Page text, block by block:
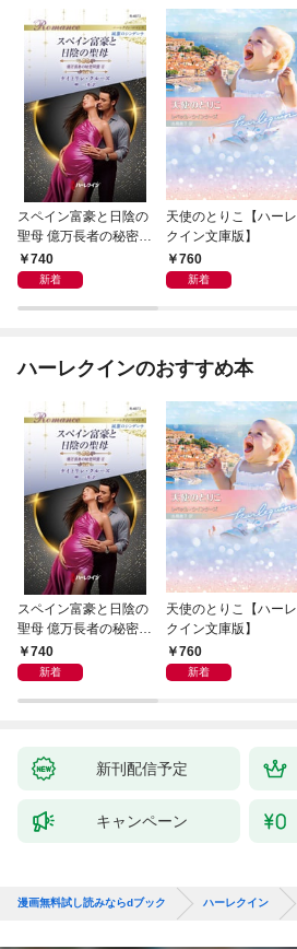
スペイン富豪と日陰の
聖母 億万長者の秘密同
盟 II ハーレクイン・ロ
マンス～純潔のシンデ
740
新着
天使のとりこ【ハーレ
クイン文庫版】
760
新着
ハーレクインのおすすめ本
スペイン富豪と日陰の
聖母 億万長者の秘密同
盟 II ハーレクイン・ロ
マンス～純潔のシンデ
740
新着
天使のとりこ【ハーレ
クイン文庫版】
760
新着
新刊配信予定
キャンペーン
漫画無料試し読みならdブック ハーレクイン